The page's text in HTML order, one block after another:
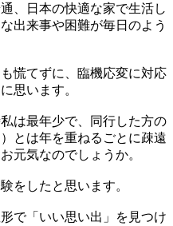
、日本の快適な家で生活し
出来事や困難が毎日のよう
慌てずに、臨機応変に対応
思います。
は最年少で、同行した方の
とは年を重ねるごとに疎遠
元気なのでしょうか。
をしたと思います。
で「いい思い出」を見つけ